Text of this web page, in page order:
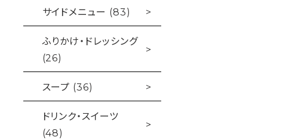
サイドメニュー (83)
ふりかけ・ドレッシング
(26)
スープ (36)
ドリンク・スイーツ
(48)